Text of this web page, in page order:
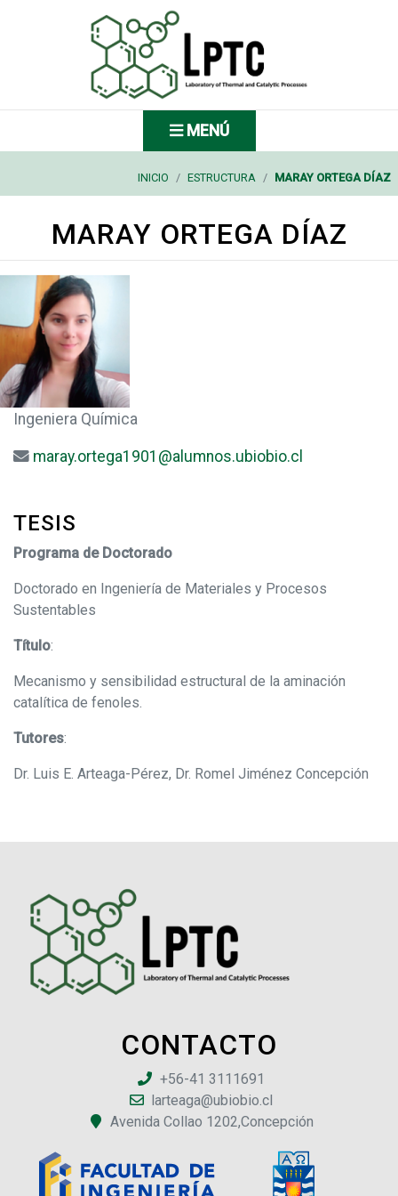
MENÚ
INICIO / ESTRUCTURA / MARAY ORTEGA DÍAZ
MARAY ORTEGA DÍAZ
Ingeniera Química
maray.ortega1901@alumnos.ubiobio.cl
TESIS
Programa de Doctorado
Doctorado en Ingeniería de Materiales y Procesos
Sustentables
Título:
Mecanismo y sensibilidad estructural de la aminación
catalítica de fenoles.
Tutores:
Dr. Luis E. Arteaga-Pérez, Dr. Romel Jiménez Concepción
CONTACTO
+56-41 3111691
larteaga@ubiobio.cl
Avenida Collao 1202,Concepción